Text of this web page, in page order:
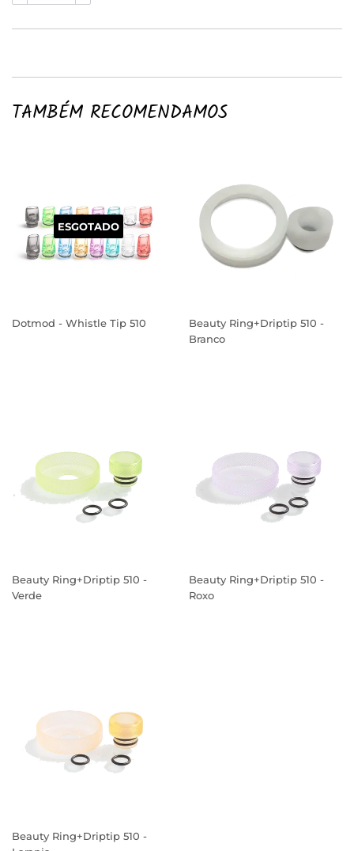
TAMBÉM RECOMENDAMOS
ESGOTADO
Dotmod - Whistle Tip 510
Beauty Ring+Driptip 510 -
Branco
Beauty Ring+Driptip 510 -
Verde
Beauty Ring+Driptip 510 -
Roxo
Beauty Ring+Driptip 510 -